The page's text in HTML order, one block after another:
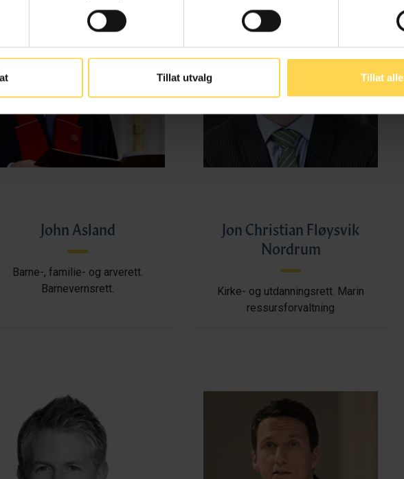
Tillat utvalg Tillat alle
John Asland
Barne-, familie- og arverett.
Barnevernsrett.
Jon Christian Fløysvik
Nordrum
Kirke- og utdanningsrett. Marin
ressursforvaltning